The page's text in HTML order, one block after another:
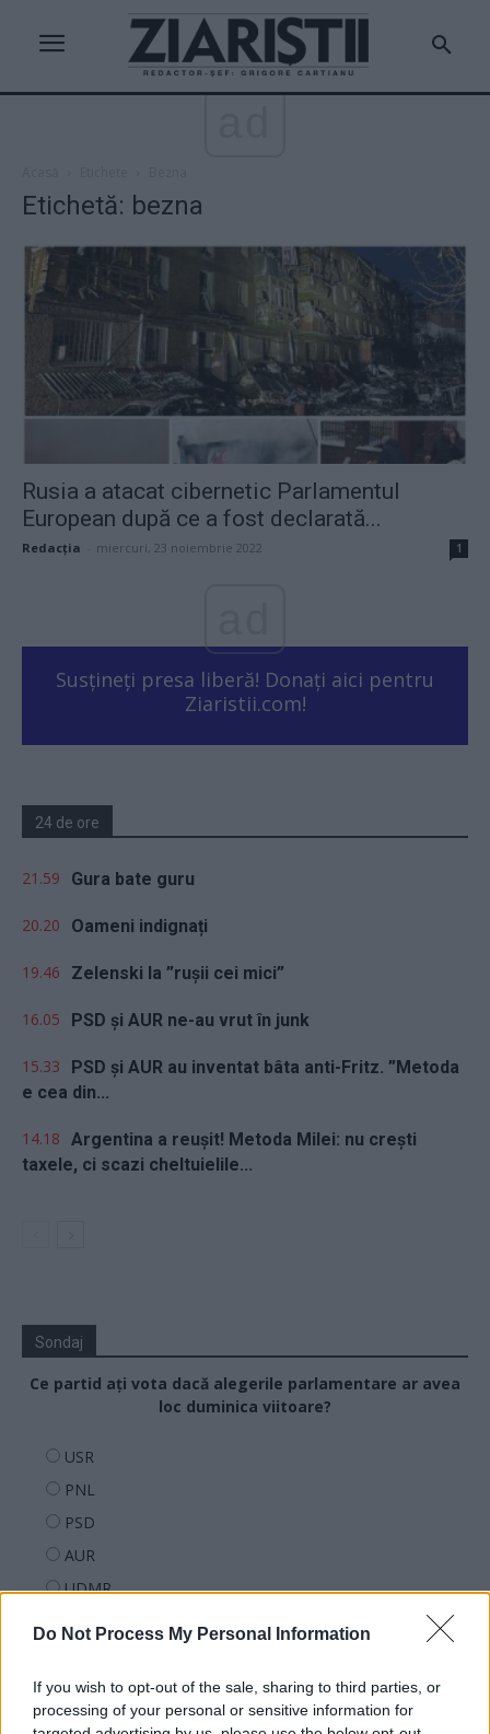
Do Not Process My Personal Information
If you wish to opt-out of the sale, sharing to third parties, or
processing of your personal or sensitive information for
Etichetă: bezna
Rusia a atacat cibernetic Parlamentul
European după ce a fost declarată...
Redacţia miercuri, 23 noiembrie 2022 1
Susțineți presa liberă! Donați aici pentru
Ziaristii.com!
24 de ore
21.59 Gura bate guru
20.20 Oameni indignați
19.46 Zelenski la ”rușii cei mici”
16.05 PSD și AUR ne-au vrut în junk
15.33
PSD și AUR au inventat bâta anti-Fritz. ”Metoda
e cea din...
14.18 Argentina a reușit! Metoda Milei: nu crești
taxele, ci scazi cheltuielile...
Sondaj
Ce partid ați vota dacă alegerile parlamentare ar avea
loc duminica viitoare?
USR
PNL
PSD
AUR
UDMR
PNȚMM
REPER